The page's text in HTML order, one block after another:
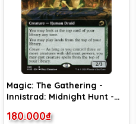
Magic: The Gathering -
Innistrad: Midnight Hunt -
180.000₫